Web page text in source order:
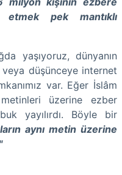
pek mantıklı
yaşıyoruz, dünyanın
düşünceye internet
var. Eğer İslâm
metinleri üzerine ezber
yayılırdı. Böyle bir
aynı metin üzerine